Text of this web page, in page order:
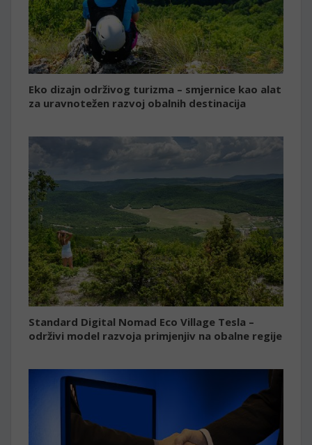
Eko dizajn održivog turizma – smjernice kao alat
za uravnotežen razvoj obalnih destinacija
Standard Digital Nomad Eco Village Tesla –
održivi model razvoja primjenjiv na obalne regije